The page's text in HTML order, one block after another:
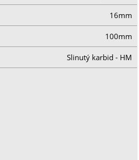
16mm
100mm
Slinutý karbid - HM